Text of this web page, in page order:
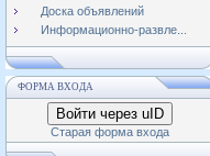
Доска объявлений
Информационно-развле...
ФОРМА ВХОДА
Войти через uID
Старая форма входа